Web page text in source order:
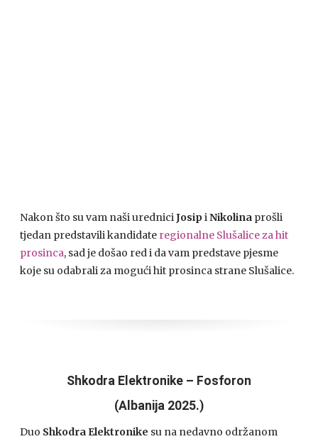
Nakon što su vam naši urednici Josipi Nikolina prošli
tjedan predstavili kandidate regionalne Slušalice za hit
prosinca, sad je došao red i da vam predstave pjesme
koje su odabrali za mogući hit prosinca strane Slušalice.
Shkodra Elektronike – Fosforon
(Albanija 2025.)
Duo Shkodra Elektronike su na nedavno održanom